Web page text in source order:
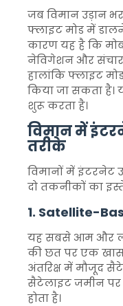
जब विमान उड़ान
फ्लाइट मोड में
कारण यह है कि
नेविगेशन और संचार
हालांकि फ्लाइट
किया जा सकता है।
शुरू करता है।
विमान में
तरीके
विमानों में
दो तकनीकों का
1. Satellite-
यह सबसे आम और
की छत पर एक खास
अंतरिक्ष में मौजूद
सैटेलाइट जमीन
होता है।